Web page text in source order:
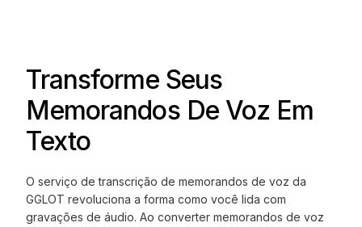
Transforme Seus
Memorandos De Voz Em
Texto
O serviço de transcrição de memorandos de voz da
GGLOT revoluciona a forma como você lida com
gravações de áudio. Ao converter memorandos de voz